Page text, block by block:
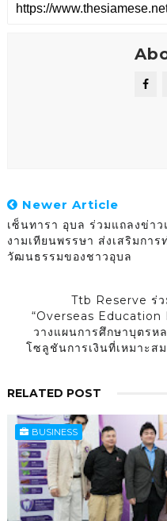
Newer Article
เซ็นทารา อุบล ร่วมแถลงข่า
งามเทียนพรรษา ส่งเสริมกา
วัฒนธรรมของชาวอุบล
Ttb Reserve ร่
“Overseas Education
วางแผนการศึกษาบุตรห
โซลูชันการเงินที่เหมาะส
RELATED POST
BUSINESS